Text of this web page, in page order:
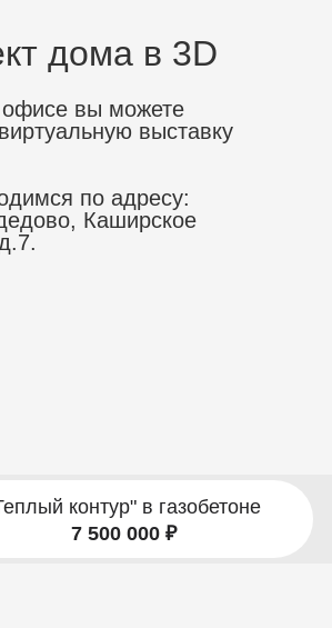
дома в 3D
вы можете
выставку
по адресу:
Каширское
контур" в газобетоне
7 500 000 ₽